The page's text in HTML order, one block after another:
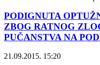
PODIGNUTA
ZBOG RATNOG
PUČANSTVA NA
21.09.2015. 15:20